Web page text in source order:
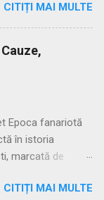
care femeia
a familiei
femei au
uniuni
au recunoscut și
rămână sub
cu manus
modalități
rezervată
a preotului lui
puternice
CITIȚI MAI MULTE
Epoca fanariotă
în istoria
marcată de
din familii
CITIȚI MAI MULTE